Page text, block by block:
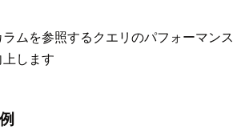
ムを参照するクエリのパフォーマンス
します